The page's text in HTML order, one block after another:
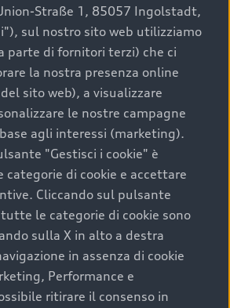
acquistare
Audi
è una decisione che coniuga
e sostenibilità. Per fare un
considerare aspetti
garanzia inclusa e l’affidabilità del
usata perfetta tramite Audi
Straße 1, 85057 Ingolstadt,
sul nostro sito web utilizziamo
parte di fornitori terzi) che ci
la nostra presenza online
sito web), a visualizzare
le nostre campagne
agli interessi (marketing).
"Gestisci i cookie" è
categorie di cookie e accettare
Cliccando sul pulsante
le categorie di cookie sono
sulla X in alto a destra
in assenza di cookie
Performance e
ritirare il consenso in